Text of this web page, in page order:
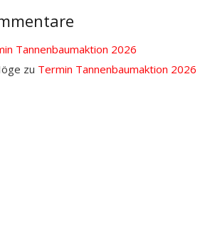
Tannenbaumaktion 2026
zu Termin Tannenbaumaktion 2026